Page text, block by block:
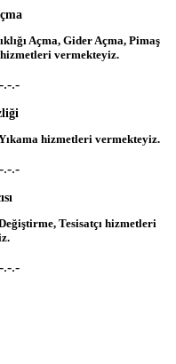
Açma, Gider Açma, Pimaş
vermekteyiz.
.-.-
hizmetleri vermekteyiz.
.-.-
Tesisatçı hizmetleri
.-.-